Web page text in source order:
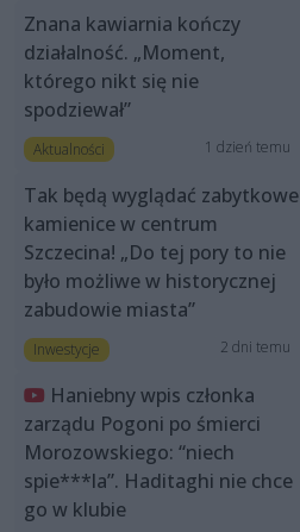
Znana kawiarnia kończy
działalność. „Moment,
którego nikt się nie
spodziewał”
Aktualności 1 dzień temu
Tak będą wyglądać zabytkowe
kamienice w centrum
Szczecina! „Do tej pory to nie
było możliwe w historycznej
zabudowie miasta”
Inwestycje 2 dni temu
Haniebny wpis członka
zarządu Pogoni po śmierci
Morozowskiego: “niech
spie***la”. Haditaghi nie chce
go w klubie